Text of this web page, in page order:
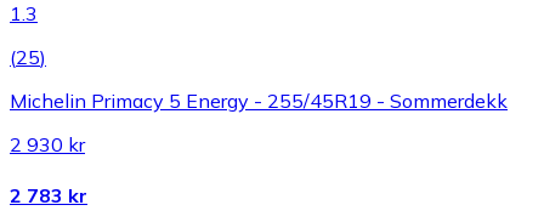
1.3
(25)
Michelin Primacy 5 Energy - 255/45R19 - Sommerdekk
2 930 kr
2 783 kr